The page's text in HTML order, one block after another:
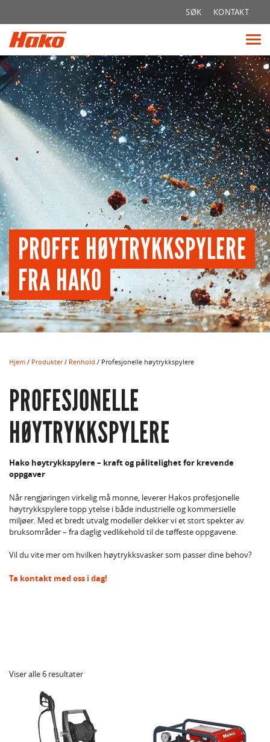
SØK KONTAKT
PROFFE HØYTRYKKSPYLERE
FRA HAKO
Hjem / Produkter/ Renhold / Profesjonelle høytrykkspylere
PROFESJONELLE
HØYTRYKKSPYLERE
Hako høytrykkspylere – kraft og pålitelighet for krevende
oppgaver
Når rengjøringen virkelig må monne, leverer Hakos profesjonelle
høytrykkspylere topp ytelse i både industrielle og kommersielle
miljøer. Med et bredt utvalg modeller dekker vi et stort spekter av
bruksområder – fra daglig vedlikehold til de tøffeste oppgavene.
Vil du vite mer om hvilken høytrykksvasker som passer dine behov?
Ta kontakt med oss i dag!
Viser alle 6 resultater